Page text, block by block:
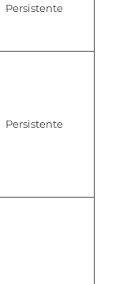
Persistente
Persistente